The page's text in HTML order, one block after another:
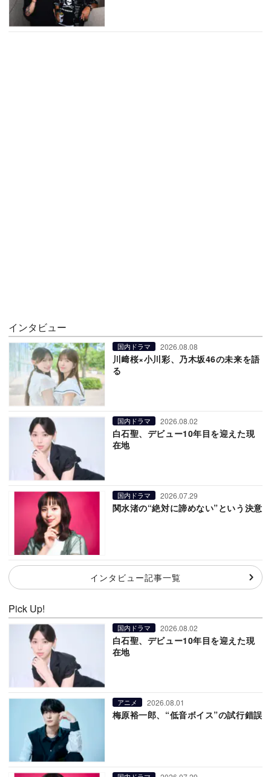
インタビュー
国内ドラマ 2026.08.08
川﨑桜×小川彩、乃木坂46の未来を語
る
国内ドラマ 2026.08.02
白石聖、デビュー10年目を迎えた現
在地
国内ドラマ 2026.07.29
関水渚の“絶対に諦めない”という決意
インタビュー記事一覧
Pick Up!
国内ドラマ 2026.08.02
白石聖、デビュー10年目を迎えた現
在地
アニメ 2026.08.01
梅原裕一郎、“低音ボイス”の試行錯誤